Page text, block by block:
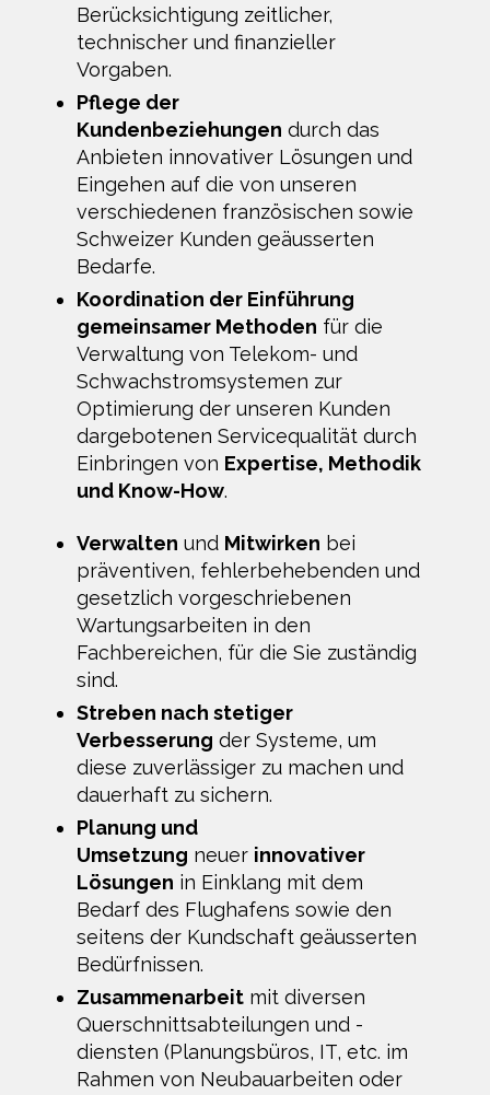
Berücksichtigung zeitlicher,
technischer und finanzieller
Vorgaben.
Pflege der
Kundenbeziehungen durch das
Anbieten innovativer Lösungen und
Eingehen auf die von unseren
verschiedenen französischen sowie
Schweizer Kunden geäusserten
Bedarfe.
Koordination der Einführung
gemeinsamer Methoden für die
Verwaltung von Telekom- und
Schwachstromsystemen zur
Optimierung der unseren Kunden
dargebotenen Servicequalität durch
Einbringen von Expertise, Methodik
und Know-How.
Verwalten und Mitwirken bei
präventiven, fehlerbehebenden und
gesetzlich vorgeschriebenen
Wartungsarbeiten in den
Fachbereichen, für die Sie zuständig
sind.
Streben nach stetiger
Verbesserung der Systeme, um
diese zuverlässiger zu machen und
dauerhaft zu sichern.
Planung und
Umsetzung neuer innovativer
Lösungen in Einklang mit dem
Bedarf des Flughafens sowie den
seitens der Kundschaft geäusserten
Bedürfnissen.
Zusammenarbeit mit diversen
Querschnittsabteilungen und -
diensten (Planungsbüros, IT, etc. im
Rahmen von Neubauarbeiten oder